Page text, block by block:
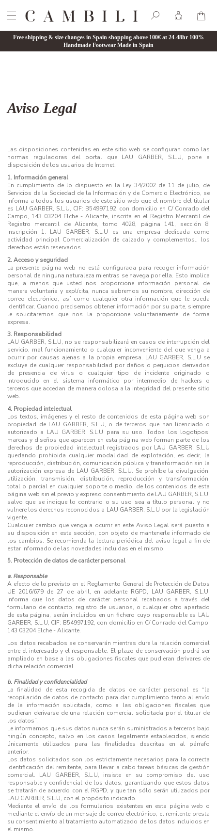
Free shipping & size changes in Spain shopping above 100€ at 24-48hr 100%
Handmade Footwear Made in Spain
Aviso Legal
Las disposiciones contenidas en este sitio web se configuran como las
normas reguladoras del portal que LAU GARBER, S.L.U, pone a
disposición de los usuarios de Internet.
1. Información general
En cumplimiento de lo dispuesto en la Ley 34/2002 de 11 de julio, de
Servicios de la Sociedad de la Información y de Comercio Electrónico, se
informa a todos los usuarios de este sitio web que el nombre del titular
es LAU GARBER, S.L.U, CIF: B54997192, con domicilio en C/ Conrado del
Campo, 143 03204 Elche - Alicante, inscrita en el Registro Mercantil de
Registro mercantil de Alicante, tomo 4028, página 141, sección 8,
inscripción 1. LAU GARBER, S.L.U es una empresa dedicada como
actividad principal Comercialización de calzado y complementos., los
derechos están reservados.
2. Acceso y seguridad
La presente página web no está configurada para recoger información
personal de ninguna naturaleza mientras se navega por ella. Esto implica
que, a menos que usted nos proporcione información personal de
manera voluntaria y explícita, nunca sabremos su nombre, dirección de
correo electrónico, así como cualquier otra información que le pueda
identificar. Cuando precisemos obtener información por su parte, siempre
le solicitaremos que nos la proporcione voluntariamente de forma
expresa.
3. Responsabilidad
LAU GARBER, S.L.U, no se responsabilizará en casos de interrupción del
servicio, mal funcionamiento o cualquier inconveniente del que venga a
ocurrir por causas ajenas a la propia empresa. LAU GARBER, S.L.U se
excluye de cualquier responsabilidad por daños o perjuicios derivados
de presencia de virus o cualquier tipo de incidente originado o
introducido en el sistema informático por intermedio de hackers o
terceros que accedan de manera dolosa a la integridad del presente sitio
web.
4. Propiedad intelectual
Los textos, imágenes y el resto de contenidos de esta página web son
propiedad de LAU GARBER, S.L.U, o de terceros que han licenciado o
autorizado a LAU GARBER, S.L.U para su uso. Todos los logotipos,
marcas y diseños que aparecen en esta página web forman parte de los
derechos de propiedad intelectual registrados por LAU GARBER, S.L.U
quedando prohibida cualquier modalidad de explotación, es decir, la
reproducción, distribución, comunicación pública y transformación sin la
autorización expresa de LAU GARBER, S.L.U. Se prohíbe la divulgación,
utilización, transmisión, distribución, reproducción y transformación,
total o parcial en cualquier soporte o medio, de los contenidos de esta
página web sin el previo y expreso consentimiento de LAU GARBER, S.L.U,
salvo que se indique lo contrario o su uso sea a título personal y no
vulnere los derechos reconocidos a LAU GARBER, S.L.U por la legislación
vigente.
Cualquier cambio que venga a ocurrir en este Aviso Legal será puesto a
su disposición en esta sección, con objeto de mantenerle informado de
los cambios. Se recomienda la lectura periódica del aviso legal a fin de
estar informado de las novedades incluidas en el mismo.
5. Protección de datos de carácter personal
a. Responsable
A efecto de lo previsto en el Reglamento General de Protección de Datos
UE 2016/679 de 27 de abril, en adelante RGPD, LAU GARBER, S.L.U,
informa que los datos de carácter personal recabados a través del
formulario de contacto, registro de usuarios, o cualquier otro apartado
de esta página, serán incluidos en un fichero cuyo responsable es LAU
GARBER, S.L.U, CIF: B54997192, con domicilio en C/ Conrado del Campo,
143 03204 Elche - Alicante.
Los datos recabados se conservarán mientras dure la relación comercial
entre el interesado y el responsable. El plazo de conservación podrá ser
ampliado en base a las obligaciones fiscales que pudieran derivares de
dicha relación comercial.
b. Finalidad y confidencialidad
La finalidad de esta recogida de datos de carácter personal es “la
recopilación de datos de contacto para dar cumplimiento tanto al envío
de la información solicitada, como a las obligaciones fiscales que
pudieran derivarse de una relación comercial solicitada por el titular de
los datos”.
Le informamos que sus datos nunca serán suministrados a terceros bajo
ningún concepto, salvo en los casos legalmente establecidos, siendo
únicamente utilizados para las finalidades descritas en al párrafo
anterior.
Los datos solicitados son los estrictamente necesarios para la correcta
identificación del remitente, para llevar a cabo tareas básicas de gestión
comercial. LAU GARBER, S.L.U, insiste en su compromiso del uso
responsable y confidencial de los datos, garantizando que estos datos
se tratarán de acuerdo con el RGPD, y que tan sólo serán utilizados por
LAU GARBER, S.L.U, con el propósito indicado.
Mediante el envío de los formularios existentes en esta página web o
mediante el envío de un mensaje de correo electrónico, el remitente presta
su consentimiento al tratamiento automatizado de los datos incluidos en
el mismo.